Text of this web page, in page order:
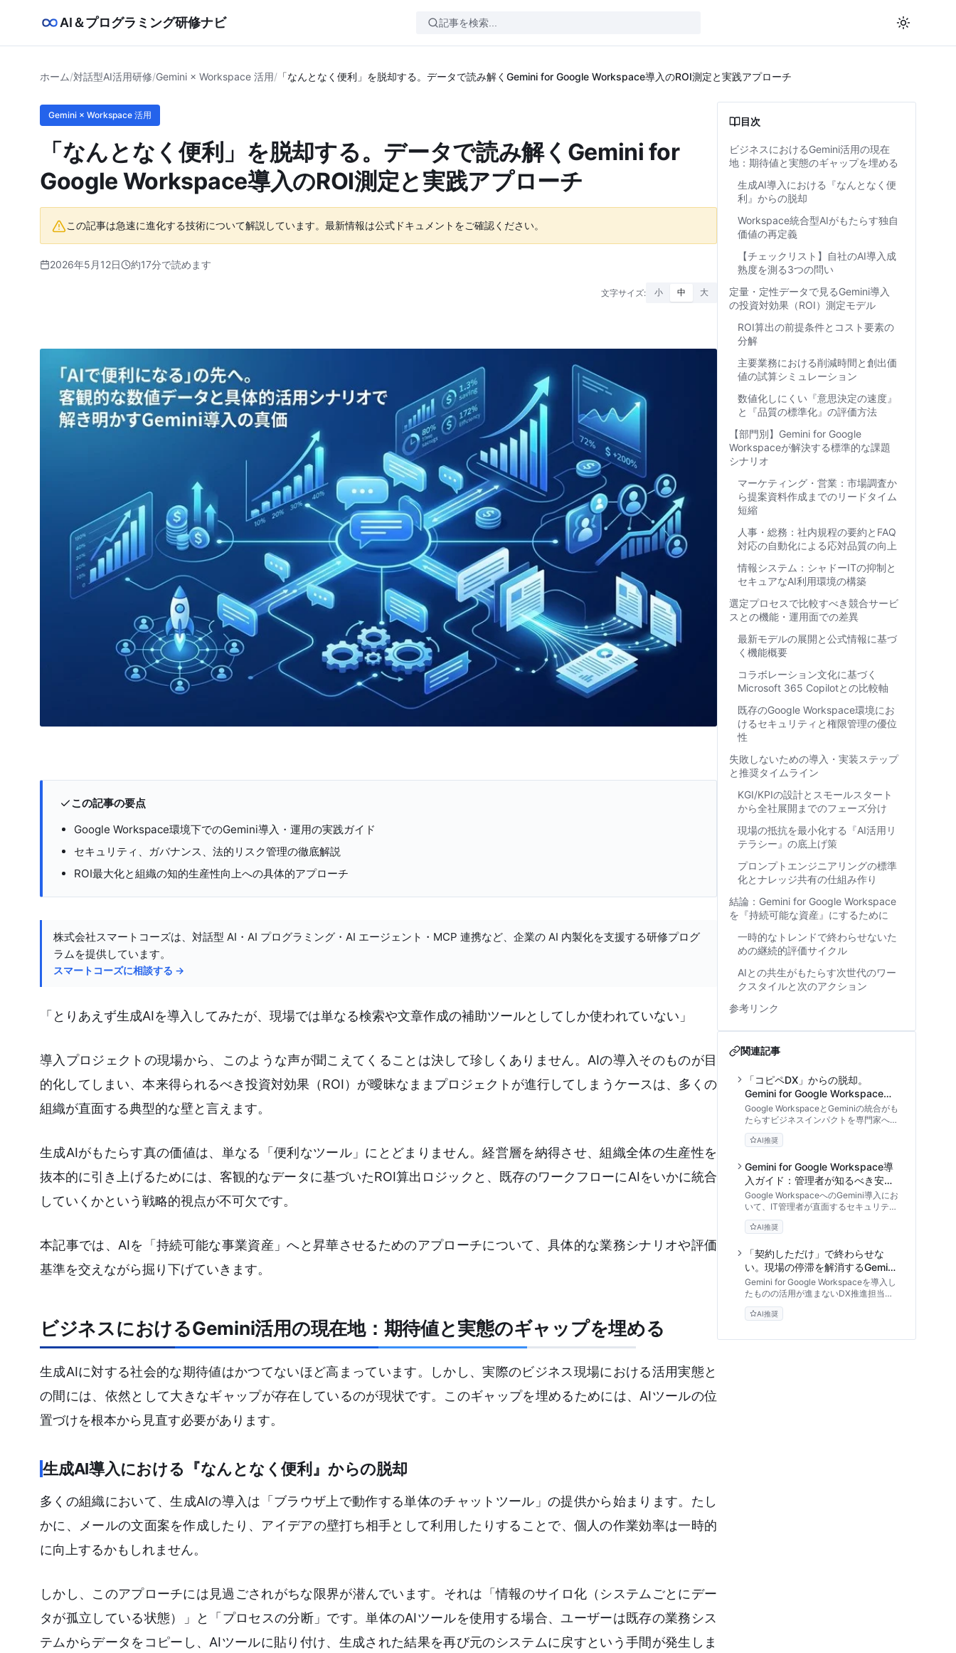
AI＆プログラミング研修ナビ
ホーム/対話型AI活用研修/Gemini × Workspace 活用/ 「なんとなく便利」を脱却する。データで読み解くGemini for Google Workspace導入のROI測定と実践アプローチ
Gemini × Workspace 活用
「なんとなく便利」を脱却する。データで読み解くGemini for
Google Workspace導入のROI測定と実践アプローチ
この記事は急速に進化する技術について解説しています。最新情報は公式ドキュメントをご確認ください。
2026年5月12日 約17分で読めます
文字サイズ: 小 中 大
この記事の要点
Google Workspace環境下でのGemini導入・運用の実践ガイド
セキュリティ、ガバナンス、法的リスク管理の徹底解説
ROI最大化と組織の知的生産性向上への具体的アプローチ
株式会社スマートコーズは、対話型 AI・AI プログラミング・AI エージェント・MCP 連携など、企業の AI 内製化を支援する研修プログ
ラムを提供しています。
スマートコーズに相談する →
「とりあえず生成AIを導入してみたが、現場では単なる検索や文章作成の補助ツールとしてしか使われていない」
導入プロジェクトの現場から、このような声が聞こえてくることは決して珍しくありません。AIの導入そのものが目
的化してしまい、本来得られるべき投資対効果（ROI）が曖昧なままプロジェクトが進行してしまうケースは、多くの
組織が直面する典型的な壁と言えます。
生成AIがもたらす真の価値は、単なる「便利なツール」にとどまりません。経営層を納得させ、組織全体の生産性を
抜本的に引き上げるためには、客観的なデータに基づいたROI算出ロジックと、既存のワークフローにAIをいかに統合
していくかという戦略的視点が不可欠です。
本記事では、AIを「持続可能な事業資産」へと昇華させるためのアプローチについて、具体的な業務シナリオや評価
基準を交えながら掘り下げていきます。
ビジネスにおけるGemini活用の現在地：期待値と実態のギャップを埋める
生成AIに対する社会的な期待値はかつてないほど高まっています。しかし、実際のビジネス現場における活用実態と
の間には、依然として大きなギャップが存在しているのが現状です。このギャップを埋めるためには、AIツールの位
置づけを根本から見直す必要があります。
生成AI導入における『なんとなく便利』からの脱却
多くの組織において、生成AIの導入は「ブラウザ上で動作する単体のチャットツール」の提供から始まります。たし
かに、メールの文面案を作成したり、アイデアの壁打ち相手として利用したりすることで、個人の作業効率は一時的
に向上するかもしれません。
しかし、このアプローチには見過ごされがちな限界が潜んでいます。それは「情報のサイロ化（システムごとにデー
タが孤立している状態）」と「プロセスの分断」です。単体のAIツールを使用する場合、ユーザーは既存の業務シス
テムからデータをコピーし、AIツールに貼り付け、生成された結果を再び元のシステムに戻すという手間が発生しま
目次
ビジネスにおけるGemini活用の現在
地：期待値と実態のギャップを埋める
生成AI導入における『なんとなく便
利』からの脱却
Workspace統合型AIがもたらす独自
価値の再定義
【チェックリスト】自社のAI導入成
熟度を測る3つの問い
定量・定性データで見るGemini導入
の投資対効果（ROI）測定モデル
ROI算出の前提条件とコスト要素の
分解
主要業務における削減時間と創出価
値の試算シミュレーション
数値化しにくい『意思決定の速度』
と『品質の標準化』の評価方法
【部門別】Gemini for Google
Workspaceが解決する標準的な課題
シナリオ
マーケティング・営業：市場調査か
ら提案資料作成までのリードタイム
短縮
人事・総務：社内規程の要約とFAQ
対応の自動化による応対品質の向上
情報システム：シャドーITの抑制と
セキュアなAI利用環境の構築
選定プロセスで比較すべき競合サービ
スとの機能・運用面での差異
最新モデルの展開と公式情報に基づ
く機能概要
コラボレーション文化に基づく
Microsoft 365 Copilotとの比較軸
既存のGoogle Workspace環境にお
けるセキュリティと権限管理の優位
性
失敗しないための導入・実装ステップ
と推奨タイムライン
KGI/KPIの設計とスモールスタート
から全社展開までのフェーズ分け
現場の抵抗を最小化する『AI活用リ
テラシー』の底上げ策
プロンプトエンジニアリングの標準
化とナレッジ共有の仕組み作り
結論：Gemini for Google Workspace
を『持続可能な資産』にするために
一時的なトレンドで終わらせないた
めの継続的評価サイクル
AIとの共生がもたらす次世代のワー
クスタイルと次のアクション
参考リンク
関連記事
「コピペDX」からの脱却。
Gemini for Google Workspaceが
導く情報統合の未来
Google WorkspaceとGeminiの統合がも
たらすビジネスインパクトを専門家への
インタビューを通じて解説。外部AIの限
界を突破し、社内ドキュメントとシーム
ュリティの優位性に迫ります。
AI推奨
Gemini for Google Workspace導
入ガイド：管理者が知るべき安全
な構築手順
Google WorkspaceへのGemini導入にお
いて、IT管理者が直面するセキュリティ
リスクと権限設計の課題を解決します。
既存ポリシーとの競合回避や、安全な段
解説します。
AI推奨
「契約しただけ」で終わらせな
い。現場の停滞を解消するGemini
ワークフロー構築術
Gemini for Google Workspaceを導入し
たものの活用が進まないDX推進担当者
へ。既存の業務プロセスを再設計し、
Googleドキュメントやスプレッドシー
ロー」を構築する実践的アプローチを専
AI推奨